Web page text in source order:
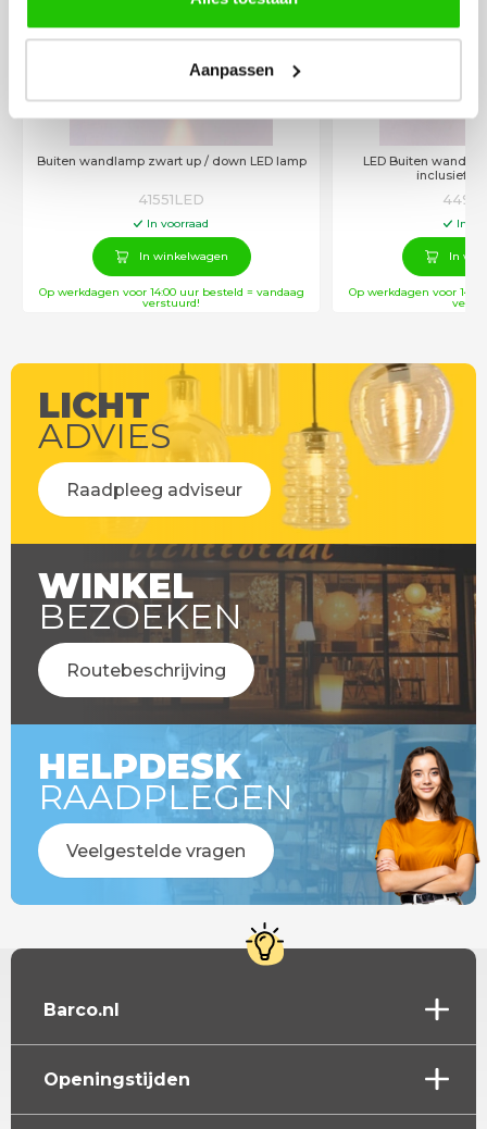
Aanpassen
Buiten wandlamp zwart up / down LED lamp
€29,50
41551LED
In voorraad
In winkelwagen
Op werkdagen voor 14:00 uur besteld = vandaag
verstuurd!
LED Buiten
inclusief
In
In
Op werkdagen voor
LICHT
ADVIES
Raadpleeg adviseur
WINKEL
BEZOEKEN
Routebeschrijving
HELPDESK
RAADPLEGEN
Veelgestelde vragen
Barco.nl
Openingstijden